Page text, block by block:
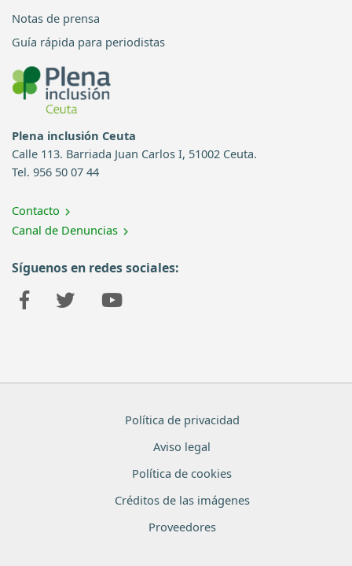
Notas de prensa
Guía rápida para periodistas
Plena inclusión Ceuta
Calle 113. Barriada Juan Carlos I, 51002 Ceuta.
Tel. 956 50 07 44
Contacto
Canal de Denuncias
Síguenos en redes sociales:
Política de privacidad
Aviso legal
Política de cookies
Créditos de las imágenes
Proveedores